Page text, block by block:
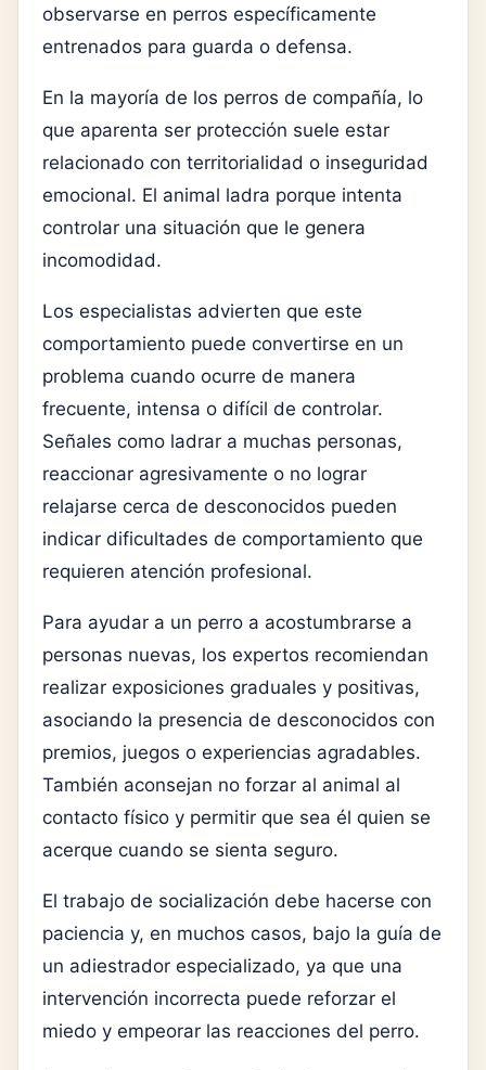
observarse en perros específicamente
entrenados para guarda o defensa.
En la mayoría de los perros de compañía, lo
que aparenta ser protección suele estar
relacionado con territorialidad o inseguridad
emocional. El animal ladra porque intenta
controlar una situación que le genera
incomodidad.
Los especialistas advierten que este
comportamiento puede convertirse en un
problema cuando ocurre de manera
frecuente, intensa o difícil de controlar.
Señales como ladrar a muchas personas,
reaccionar agresivamente o no lograr
relajarse cerca de desconocidos pueden
indicar dificultades de comportamiento que
requieren atención profesional.
Para ayudar a un perro a acostumbrarse a
personas nuevas, los expertos recomiendan
realizar exposiciones graduales y positivas,
asociando la presencia de desconocidos con
premios, juegos o experiencias agradables.
También aconsejan no forzar al animal al
contacto físico y permitir que sea él quien se
acerque cuando se sienta seguro.
El trabajo de socialización debe hacerse con
paciencia y, en muchos casos, bajo la guía de
un adiestrador especializado, ya que una
intervención incorrecta puede reforzar el
miedo y empeorar las reacciones del perro.